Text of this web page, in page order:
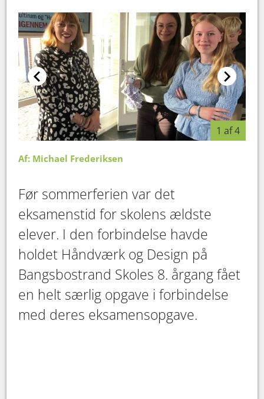
1 af 4
Af: Michael Frederiksen
Før sommerferien var det
eksamenstid for skolens ældste
elever. I den forbindelse havde
holdet Håndværk og Design på
Bangsbostrand Skoles 8. årgang fået
en helt særlig opgave i forbindelse
med deres eksamensopgave.